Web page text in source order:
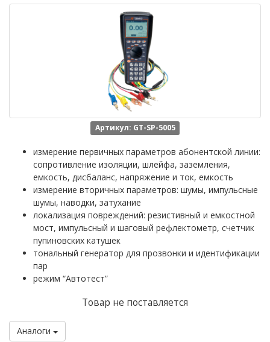
Артикул: GT-SP-5005
измерение первичных параметров абонентской линии:
сопротивление изоляции, шлейфа, заземления,
емкость, дисбаланс, напряжение и ток, емкость
измерение вторичных параметров: шумы, импульсные
шумы, наводки, затухание
локализация повреждений: резистивный и емкостной
мост, импульсный и шаговый рефлектометр, счетчик
пупиновских катушек
тональный генератор для прозвонки и идентификации
пар
режим “Автотест”
Товар не поставляется
Аналоги